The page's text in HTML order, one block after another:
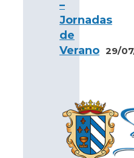
–
Jornadas
de
Verano 29/